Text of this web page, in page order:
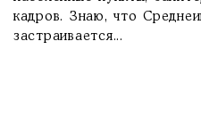
кадров. Знаю, что
застраивается...